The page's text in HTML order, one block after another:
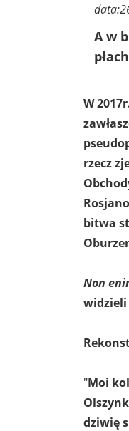
A w
W
rzecz
bitwa
Non
widzieli
"Moi
dziwię